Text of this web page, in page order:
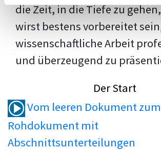
die Zeit, in die Tiefe zu
wirst bestens vorbereitet
wissenschaftliche Arbeit
und überzeugend zu
Der Start
Vom leeren Dokument zum
Rohdokument mit
Abschnittsunterteilungen